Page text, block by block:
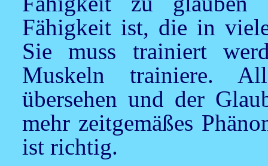
Fähigkeit ist, die in
Sie muss trainiert
Muskeln trainiere.
übersehen und der
mehr zeitgemäßes
ist richtig.